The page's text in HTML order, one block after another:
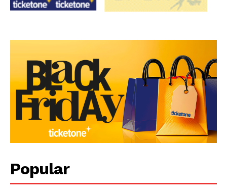
Popular